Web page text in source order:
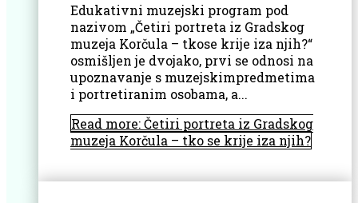
Edukativni muzejski program pod
nazivom „Četiri portreta iz Gradskog
muzeja Korčula – tkose krije iza njih?“
osmišljen je dvojako, prvi se odnosi na
upoznavanje s muzejskimpredmetima
i portretiranim osobama, a...
Read more: Četiri portreta iz Gradskog
muzeja Korčula – tko se krije iza njih?